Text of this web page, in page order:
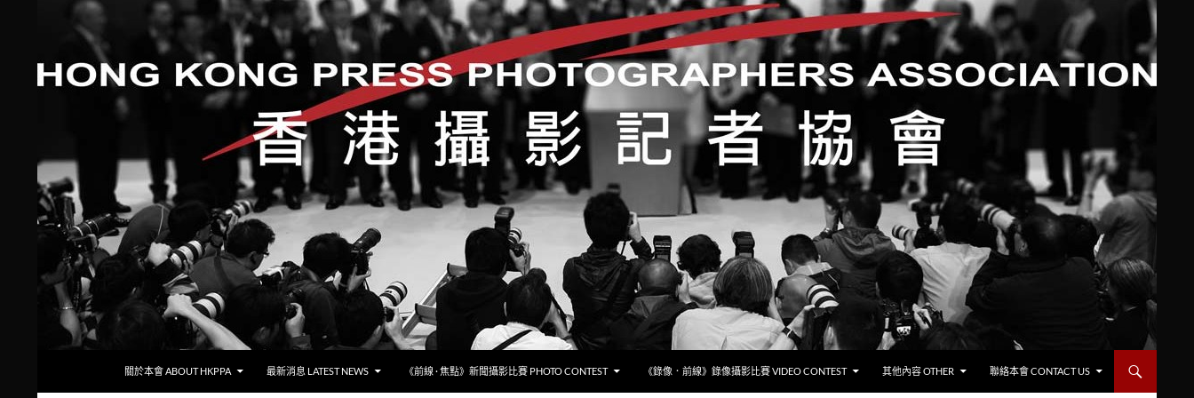
香港攝影記者協會
關於本會 ABOUT HKPPA
最新消息 LATEST NEWS 《前線 · 焦點》新聞攝影比賽 PHOTO CONTEST 《錄像．前線》錄像攝影比賽 VIDEO CONTEST 其他內容 OTHER 聯絡本會 CONTACT US